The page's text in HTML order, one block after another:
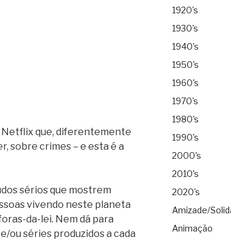
que, diferentemente
sobre crimes – e esta é a
sérios que mostrem
vivendo neste planeta
da-lei. Nem dá para
ou séries produzidos a cada
1920's
1930's
1940's
1950's
1960's
1970's
1980's
1990's
2000's
2010's
2020's
Amizade/
Animação